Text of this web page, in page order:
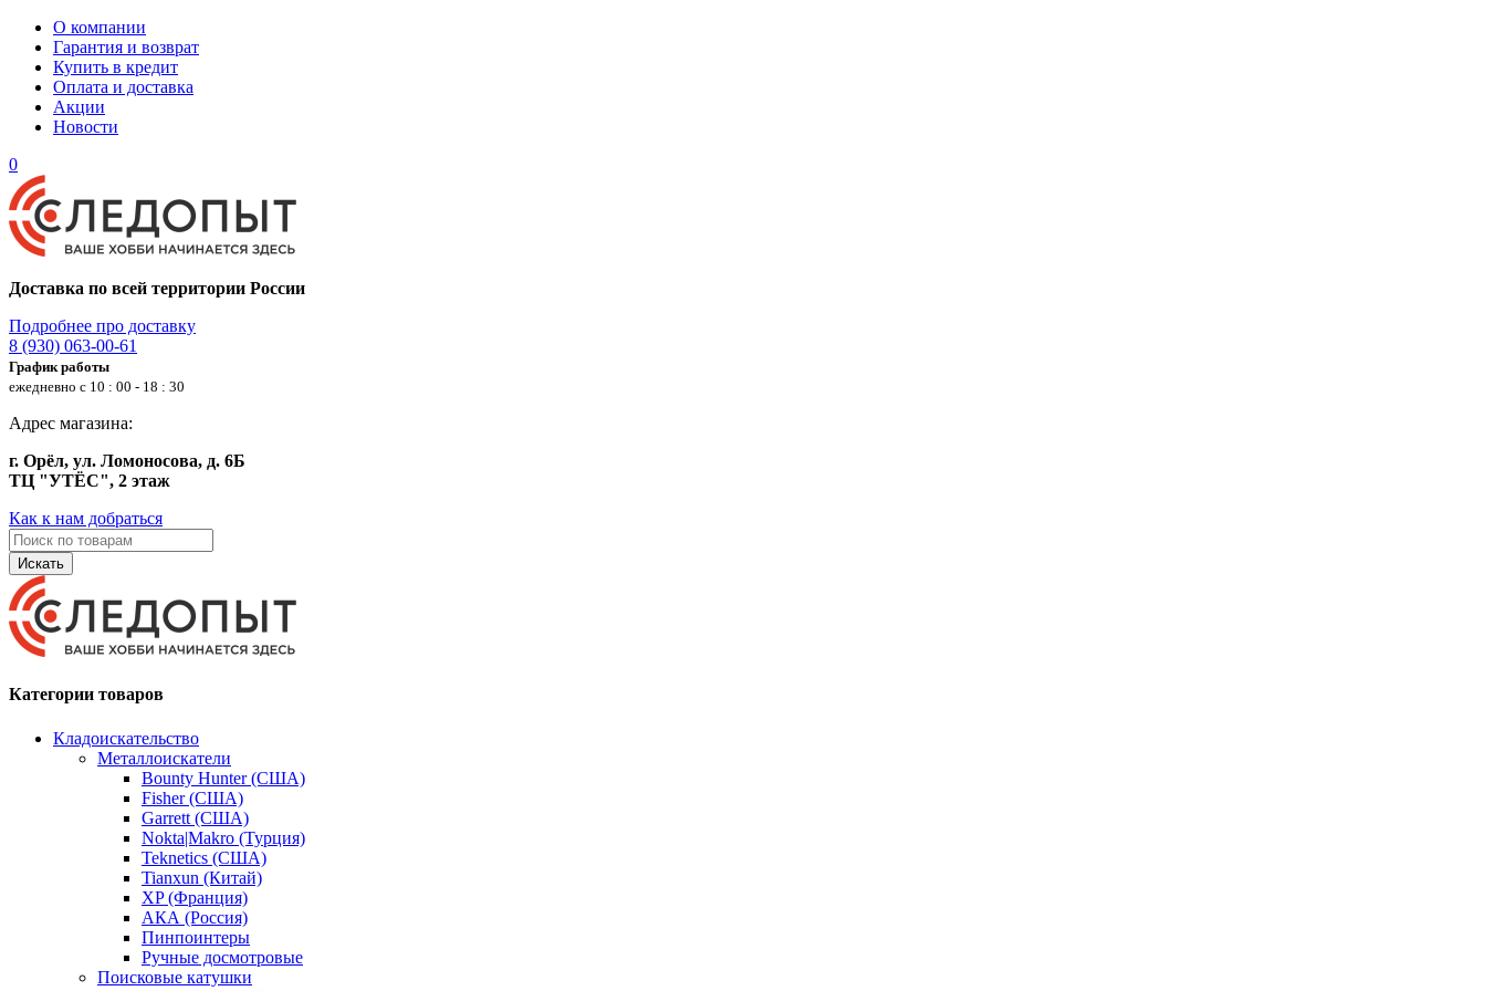
О компании
Гарантия и возврат
Купить в кредит
Оплата и доставка
Акции
Новости
0
Доставка по всей территории России
Подробнее про доставку
8 (930) 063-00-61
График работы
ежедневно с 10 : 00 - 18 : 30
Адрес магазина:
г. Орёл, ул. Ломоносова, д. 6Б
ТЦ "УТЁС", 2 этаж
Как к нам добраться
Искать
Категории товаров
Кладоискательство
Металлоискатели
Bounty Hunter (США)
Fisher (США)
Garrett (США)
Nokta|Makro (Турция)
Teknetics (США)
Tianxun (Китай)
XP (Франция)
АКА (Россия)
Пинпоинтеры
Ручные досмотровые
Поисковые катушки